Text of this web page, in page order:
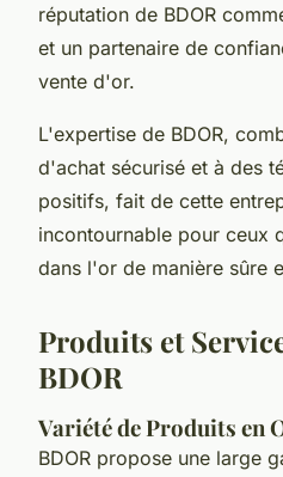
réputation de BDOR
et un partenaire de
vente d'or.
L'expertise de BDOR,
d'achat sécurisé et à des
positifs, fait de cette
incontournable pour ceux
dans l'or de manière sûre
Produits et
BDOR
Variété de Produits en
BDOR propose une large